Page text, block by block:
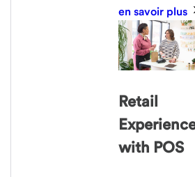
en savoir plus
Retail
with POS